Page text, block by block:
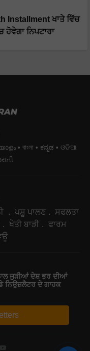
Installment ਖਾਤੇ ਵਿੱਚ
ਨਿਪਟਾਰਾ
বাংলা ಕನ್ನಡ
ଓଡିଆ
ਪਸ਼ੂ ਪਾਲਣ
ਸਫਲਤਾ
ਖੇਤੀ ਬਾੜੀ
ਫਾਰਮ
ਜੁੜੀਆਂ ਦੇਸ਼ ਭਰ ਦੀਆਂ
ਨਿਉਜ਼ਲੈਟਰ ਦੇ ਗਾਹਕ